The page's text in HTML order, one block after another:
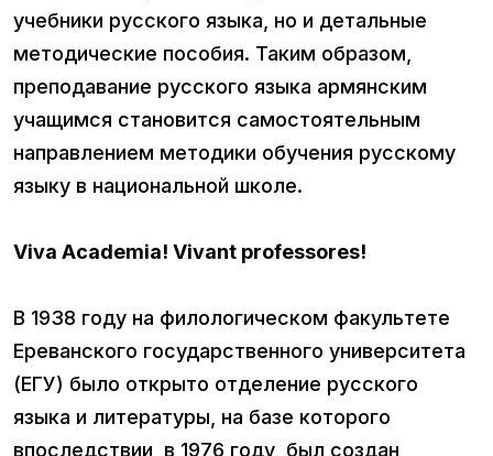
учебники русского языка, но и детальные
методические пособия. Таким образом,
преподавание русского языка армянским
учащимся становится самостоятельным
направлением методики обучения русскому
языку в национальной школе.
Viva Academia! Vivant professores!
В 1938 году на филологическом факультете
Ереванского государственного университета
(ЕГУ) было открыто отделение русского
языка и литературы, на базе которого
впоследствии, в 1976 году, был создан